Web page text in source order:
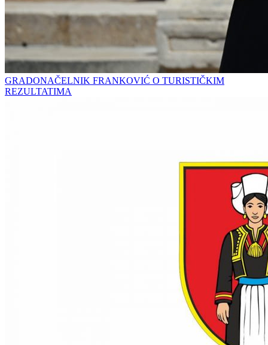
GRADONAČELNIK FRANKOVIĆ O TURISTIČKIM
REZULTATIMA